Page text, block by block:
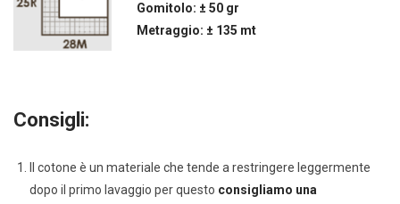
Gomitolo: ± 50 gr
Metraggio: ± 135 mt
Consigli:
Il cotone è un materiale che tende a restringere leggermente
dopo il primo lavaggio per questo consigliamo una